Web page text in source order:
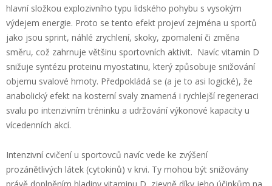
hlavní složkou explozivního typu lidského pohybu s vysokým
výdejem energie. Proto se tento efekt projeví zejména u sportů
jako jsou sprint, náhlé zrychlení, skoky, zpomalení či změna
směru, což zahrnuje většinu sportovních aktivit. Navíc vitamin D
snižuje syntézu proteinu myostatinu, který způsobuje snižování
objemu svalové hmoty. Předpokládá se (a je to asi logické), že
anabolický efekt na kosterní svaly znamená i rychlejší regeneraci
svalu po intenzivním tréninku a udržování výkonové kapacity u
vícedenních akcí.
Intenzivní cvičení u sportovců navíc vede ke zvýšení
prozánětlivých látek (cytokinů) v krvi. Ty mohou být snižovány